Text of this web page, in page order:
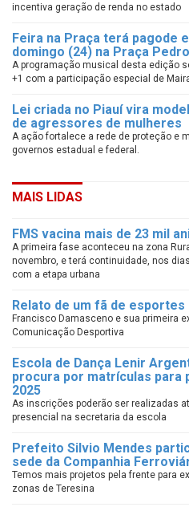
incentiva geração de renda no estado
Feira na Praça terá pagode
domingo (24) na Praça
A programação musical desta edição
+1 com a participação especial de
Lei criada no Piauí vira
de agressores de mulheres
A ação fortalece a rede de proteção e
governos estadual e federal.
MAIS LIDAS
FMS vacina mais de 23 mil
A primeira fase aconteceu na zona
novembro, e terá continuidade, nos
com a etapa urbana
Relato de um fã de esportes
Francisco Damasceno e sua primeira
Comunicação Desportiva
Escola de Dança Lenir
procura por matrículas para
2025
As inscrições poderão ser realizadas
presencial na secretaria da escola
Prefeito Silvio Mendes
sede da Companhia
Temos mais projetos pela frente para
zonas de Teresina